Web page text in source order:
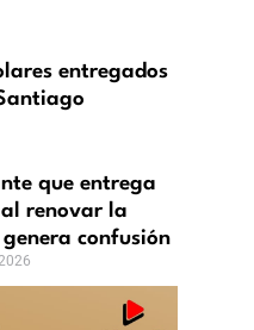
entregados
que entrega
al renovar la
confusión